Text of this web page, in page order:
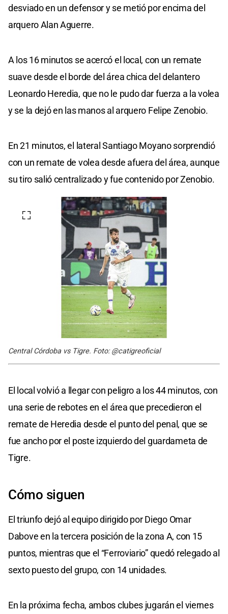
desviado en un defensor y se metió por encima del
arquero Alan Aguerre.
A los 16 minutos se acercó el local, con un remate
suave desde el borde del área chica del delantero
Leonardo Heredia, que no le pudo dar fuerza a la volea
y se la dejó en las manos al arquero Felipe Zenobio.
En 21 minutos, el lateral Santiago Moyano sorprendió
con un remate de volea desde afuera del área, aunque
su tiro salió centralizado y fue contenido por Zenobio.
Central Córdoba vs Tigre. Foto: @catigreoficial
El local volvió a llegar con peligro a los 44 minutos, con
una serie de rebotes en el área que precedieron el
remate de Heredia desde el punto del penal, que se
fue ancho por el poste izquierdo del guardameta de
Tigre.
Cómo siguen
El triunfo dejó al equipo dirigido por Diego Omar
Dabove en la tercera posición de la zona A, con 15
puntos, mientras que el “Ferroviario” quedó relegado al
sexto puesto del grupo, con 14 unidades.
En la próxima fecha, ambos clubes jugarán el viernes